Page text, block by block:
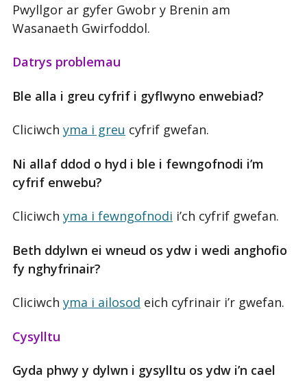
Pwyllgor ar gyfer Gwobr y Brenin am
Wasanaeth Gwirfoddol.
Datrys problemau
Ble alla i greu cyfrif i gyflwyno enwebiad?
Cliciwch yma i greu cyfrif gwefan.
Ni allaf ddod o hyd i ble i fewngofnodi i’m
cyfrif enwebu?
Cliciwch yma i fewngofnodi i’ch cyfrif gwefan.
Beth ddylwn ei wneud os ydw i wedi anghofio
fy nghyfrinair?
Cliciwch yma i ailosod eich cyfrinair i’r gwefan.
Cysylltu
Gyda phwy y dylwn i gysylltu os ydw i’n cael